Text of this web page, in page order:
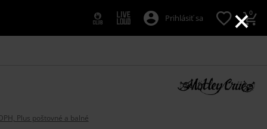
×
Prihlásiť sa 0
Plus poštovné a balné